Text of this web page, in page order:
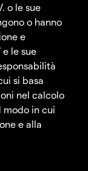
o le sue
o hanno
e
le sue
si basa
nel calcolo
in cui
e alla